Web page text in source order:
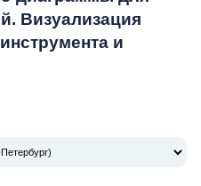
Визуализация
и